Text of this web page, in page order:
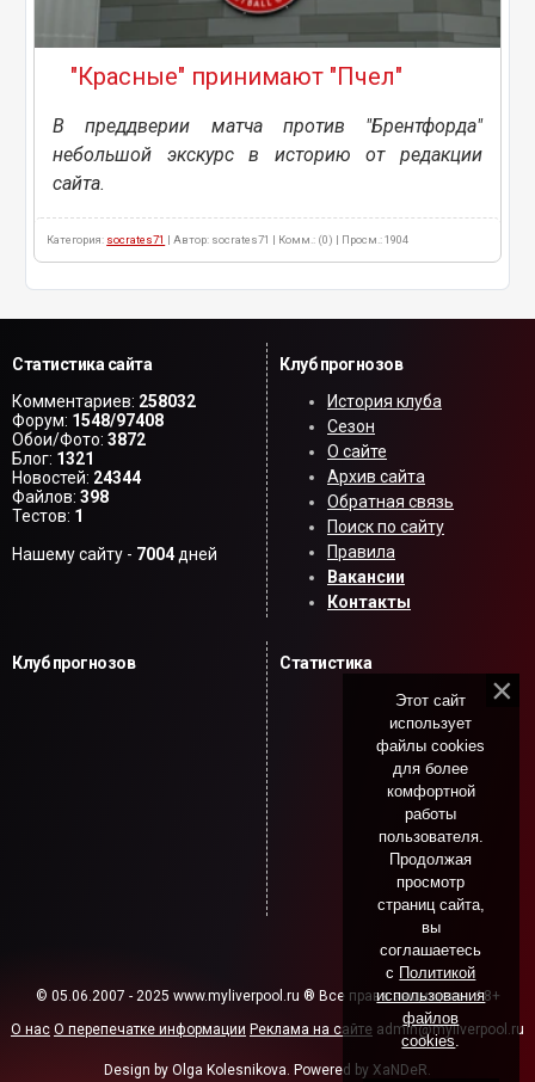
"Красные" принимают "Пчел"
В преддверии матча против "Брентфорда"
небольшой экскурс в историю от редакции
сайта.
Категория: socrates71 | Автор: socrates71 | Комм.: (0) | Просм.: 1904
Статистика сайта
Комментариев: 258032
Форум: 1548/97408
Обои/Фото: 3872
Блог: 1321
Новостей: 24344
Файлов: 398
Тестов: 1
Нашему сайту - 7004дней
Клуб прогнозов
История клуба
Сезон
О сайте
Архив сайта
Обратная связь
Поиск по сайту
Правила
Вакансии
Контакты
Клуб прогнозов Статистика
© 05.06.2007 - 2025 www.myliverpool.ru ® Все права защищены. 18+
О нас О перепечатке информации Реклама на сайте admin@myliverpool.ru
Design by Olga Kolesnikova. Powered by XaNDeR.
Этот сайт
использует
файлы cookies
для более
комфортной
работы
пользователя.
Продолжая
просмотр
страниц сайта,
вы
соглашаетесь
с Политикой
использования
файлов
cookies